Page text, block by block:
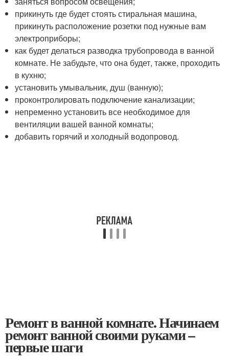
прикинуть где будет стоять стиральная машина,
прикинуть расположение розетки под нужные вам
электроприборы;
как будет делаться разводка трубопровода в ванной
комнате. Не забудьте, что она будет, также, проходить
в кухню;
установить умывальник, душ (ванную);
проконтролировать подключение канализации;
непременно установить все необходимое для
вентиляции вашей ванной комнаты;
добавить горячий и холодный водопровод.
Ремонт в ванной комнате. Начинаем
ремонт ванной своими руками –
первые шаги